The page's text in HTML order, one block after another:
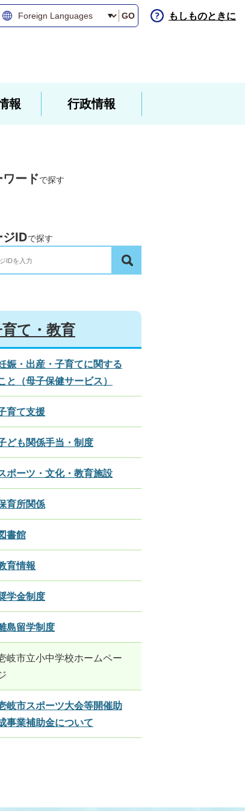
GO もしものときに
報 行政情報
ワードで探す
ジIDで探す
て・教育
娠・出産・子育てに関する
と（母子保健サービス）
育て支援
ども関係手当・制度
ポーツ・文化・教育施設
育所関係
書館
育情報
学金制度
島留学制度
岐市立小中学校ホームペー
岐市スポーツ大会等開催助
事業補助金について